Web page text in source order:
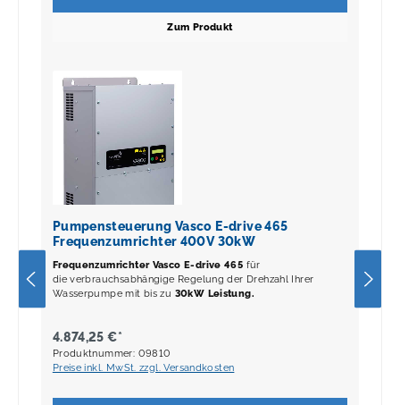
Zum Produkt
Pumpensteuerung Vasco E-drive 465
Frequenzumrichter 400V 30kW
FrequenzumrichterVasco E-drive 465 für
die verbrauchsabhängige Regelung der Drehzahl Ihrer
Wasserpumpe mit bis zu 30kW Leistung.
4.874,25 €*
Produktnummer: 09810
Preise inkl. MwSt. zzgl. Versandkosten